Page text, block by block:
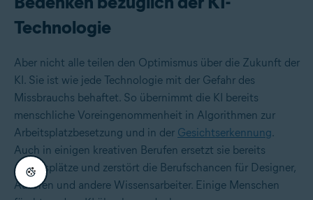
Technologie
Aber nicht alle teilen den Optimismus über die Zukunft der
KI. Sie ist wie jede Technologie mit der Gefahr des
Missbrauchs behaftet. So übernimmt die KI bereits
menschliche Voreingenommenheit in Algorithmen zur
Arbeitsplatzbesetzung und in der Gesichtserkennung.
Auch in einigen kreativen Berufen ersetzt sie bereits
Arbeitsplätze und zerstört die Berufschancen für Designer,
Autoren und andere Wissensarbeiter. Einige Menschen